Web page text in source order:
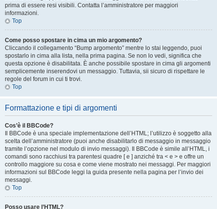
prima di essere resi visibili. Contatta l’amministratore per maggiori
informazioni.
Top
Come posso spostare in cima un mio argomento?
Cliccando il collegamento “Bump argomento” mentre lo stai leggendo, puoi
spostarlo in cima alla lista, nella prima pagina. Se non lo vedi, significa che
questa opzione è disabilitata. È anche possibile spostare in cima gli argomenti
semplicemente inserendovi un messaggio. Tuttavia, sii sicuro di rispettare le
regole del forum in cui ti trovi.
Top
Formattazione e tipi di argomenti
Cos’è il BBCode?
Il BBCode è una speciale implementazione dell’HTML; l’utilizzo è soggetto alla
scelta dell’amministratore (puoi anche disabilitarlo di messaggio in messaggio
tramite l’opzione nel modulo di invio messaggi). Il BBCode è simile all’HTML, i
comandi sono racchiusi tra parentesi quadre [ e ] anziché tra < e > e offre un
controllo maggiore su cosa e come viene mostrato nei messaggi. Per maggiori
informazioni sul BBCode leggi la guida presente nella pagina per l’invio dei
messaggi.
Top
Posso usare l’HTML?